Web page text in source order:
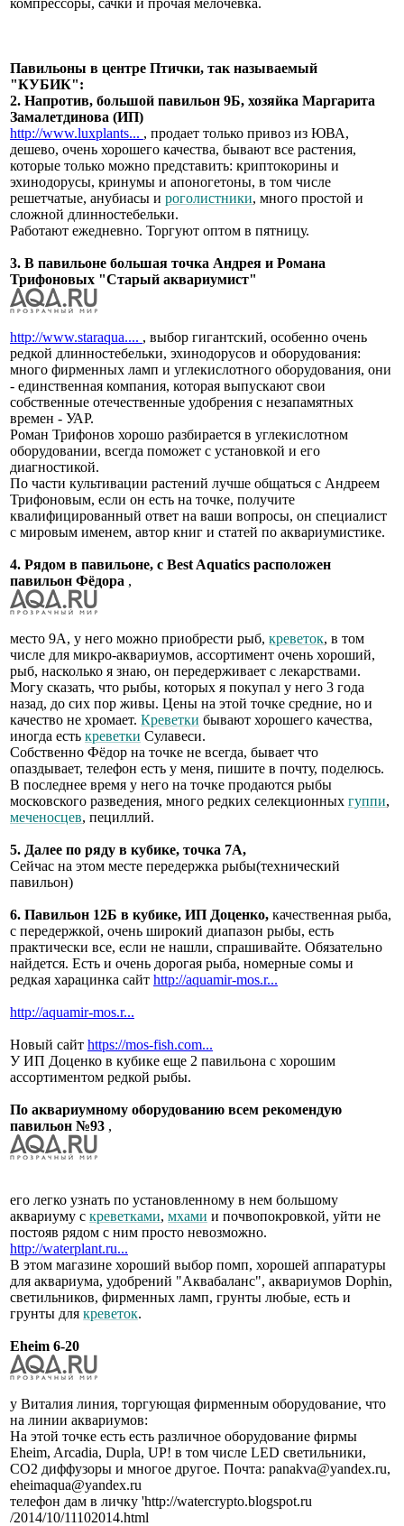
Павильоны в центре Птички, так называемый
"КУБИК":
2. Напротив, большой павильон 9Б, хозяйка Маргарита
Замалетдинова (ИП)
http://www.luxplants... , продает только привоз из ЮВА,
дешево, очень хорошего качества, бывают все растения,
которые только можно представить: криптокорины и
эхинодорусы, кринумы и апоногетоны, в том числе
решетчатые, анубиасы и роголистники, много простой и
сложной длинностебельки.
Работают ежедневно. Торгуют оптом в пятницу.
3. В павильоне большая точка Андрея и Романа
Трифоновых "Старый аквариумист"
http://www.staraqua.... , выбор гигантский, особенно очень
редкой длинностебельки, эхинодорусов и оборудования:
много фирменных ламп и углекислотного оборудования, они
- единственная компания, которая выпускают свои
собственные отечественные удобрения с незапамятных
времен - УАР.
Роман Трифонов хорошо разбирается в углекислотном
оборудовании, всегда поможет с установкой и его
диагностикой.
По части культивации растений лучше общаться с Андреем
Трифоновым, если он есть на точке, получите
квалифицированный ответ на ваши вопросы, он специалист
с мировым именем, автор книг и статей по аквариумистике.
4. Рядом в павильоне, с Best Aquatics расположен
павильон Фёдора ,
место 9А, у него можно приобрести рыб, креветок, в том
числе для микро-аквариумов, ассортимент очень хороший,
рыб, насколько я знаю, он передерживает с лекарствами.
Могу сказать, что рыбы, которых я покупал у него 3 года
назад, до сих пор живы. Цены на этой точке средние, но и
качество не хромает. Креветки бывают хорошего качества,
иногда есть креветки Сулавеси.
Собственно Фёдор на точке не всегда, бывает что
опаздывает, телефон есть у меня, пишите в почту, поделюсь.
В последнее время у него на точке продаются рыбы
московского разведения, много редких селекционных гуппи,
меченосцев, пециллий.
5. Далее по ряду в кубике, точка 7А,
Сейчас на этом месте передержка рыбы(технический
павильон)
6. Павильон 12Б в кубике, ИП Доценко, качественная рыба,
с передержкой, очень широкий диапазон рыбы, есть
практически все, если не нашли, спрашивайте. Обязательно
найдется. Есть и очень дорогая рыба, номерные сомы и
редкая харацинка сайт http://aquamir-mos.r...
http://aquamir-mos.r...
Новый сайт https://mos-fish.com...
У ИП Доценко в кубике еще 2 павильона с хорошим
ассортиментом редкой рыбы.
По аквариумному оборудованию всем рекомендую
павильон №93 ,
его легко узнать по установленному в нем большому
аквариуму с креветками, мхами и почвопокровкой, уйти не
постояв рядом с ним просто невозможно.
http://waterplant.ru...
В этом магазине хороший выбор помп, хорошей аппаратуры
для аквариума, удобрений "Аквабаланс", аквариумов Dophin,
светильников, фирменных ламп, грунты любые, есть и
грунты для креветок.
Eheim 6-20
у Виталия линия, торгующая фирменным оборудование, что
на линии аквариумов:
На этой точке есть есть различное оборудование фирмы
Eheim, Arcadia, Dupla, UP! в том числе LED светильники,
СО2 диффузоры и многое другое. Почта: panakva@yandex.ru,
eheimaqua@yandex.ru
телефон дам в личку 'http://watercrypto.blogspot.ru
/2014/10/11102014.html